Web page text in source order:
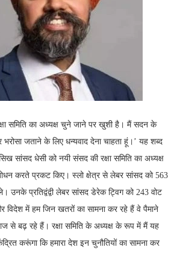
समिति का अध्यक्ष चुने जाने पर खुशी है। मैं सदन के
जताने के लिए धन्यवाद देना चाहता हूं।’ यह शब्द
सांसद धेसी को नयी संसद की रक्षा समिति का अध्यक्ष
करते प्रकट किए। स्लो क्षेत्र से लेबर सांसद को 563
उनके प्रतिद्वंद्वी लेबर सांसद डेरेक ट्विग को 243 वोट
विदेश में हम जिन खतरों का सामना कर रहे हैं वे पैमाने
से बढ़ रहे हैं। रक्षा समिति के अध्यक्ष के रूप में मैं यह
करूंगा कि हमारा देश इन चुनौतियों का सामना कर